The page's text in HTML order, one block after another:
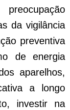
da vigilância
preventiva
de energia
aparelhos,
a longo
investir na